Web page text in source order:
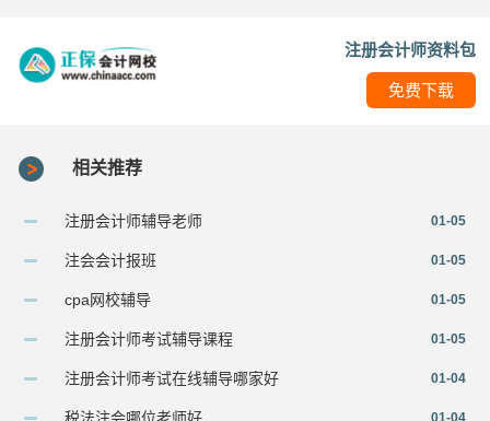
注册会计师资料包
免费下载
相关推荐
注册会计师辅导老师 01-05
注会会计报班 01-05
cpa网校辅导 01-05
注册会计师考试辅导课程 01-05
注册会计师考试在线辅导哪家好 01-04
01-04